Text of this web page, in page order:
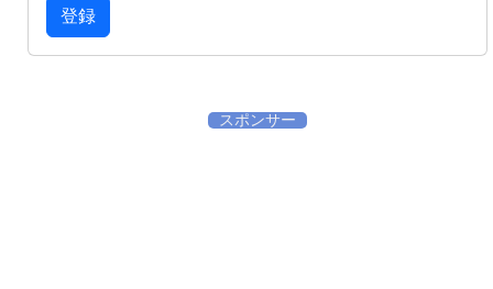
登録
スポンサー